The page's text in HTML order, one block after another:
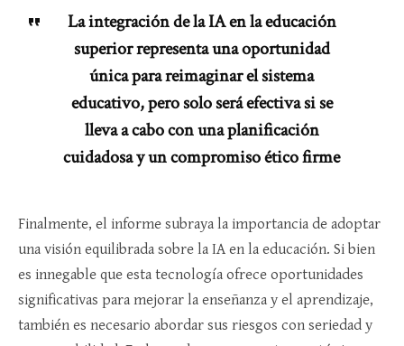
La integración de la IA en la educación
superior representa una oportunidad
única para reimaginar el sistema
educativo, pero solo será efectiva si se
lleva a cabo con una planificación
cuidadosa y un compromiso ético firme
Finalmente, el informe subraya la importancia de adoptar
una visión equilibrada sobre la IA en la educación. Si bien
es innegable que esta tecnología ofrece oportunidades
significativas para mejorar la enseñanza y el aprendizaje,
también es necesario abordar sus riesgos con seriedad y